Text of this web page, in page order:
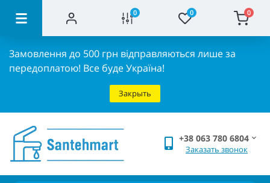
0 0 0
Замовлення до 500 грн відправляються лише за
передоплатою! Все буде Україна!
Закрыть
+38 063 780 6804
Заказать звонок